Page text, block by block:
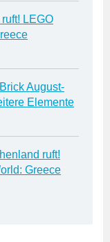
LEGO
August-
Elemente
ruft!
Greece